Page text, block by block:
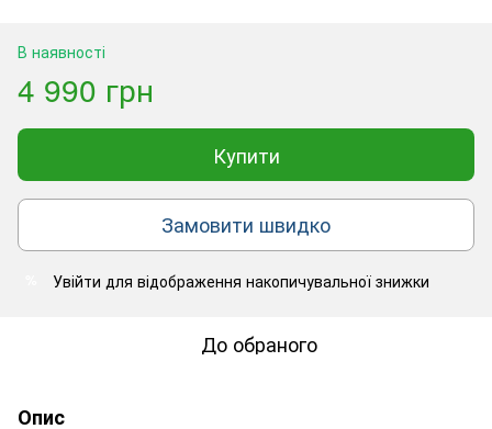
В наявності
4 990 грн
Купити
Замовити швидко
Увійти для відображення накопичувальної знижки
До обраного
Опис